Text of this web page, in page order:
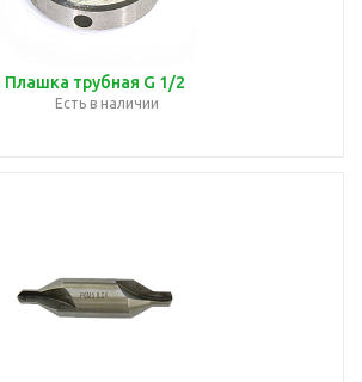
Плашка трубная G 1/2
Есть в наличии